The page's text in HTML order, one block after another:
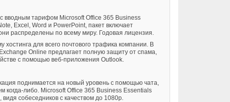
вводным тарифом Microsoft Office 365 Business
Excel, Word и PowerPoint, пакет включает
распределены по всему миру. Годовая лицензия.
для всего почтового трафика компании. В
Online предлагает полную защиту от спама,
с помощью веб-приложения Outlook.
поднимается на новый уровень с помощью чата,
когда-либо. Microsoft Office 365 Business Essentials
собеседников с качеством до 1080p.